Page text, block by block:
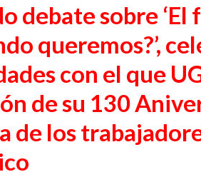
debate sobre
queremos?’,
con el que
de su 130
de los